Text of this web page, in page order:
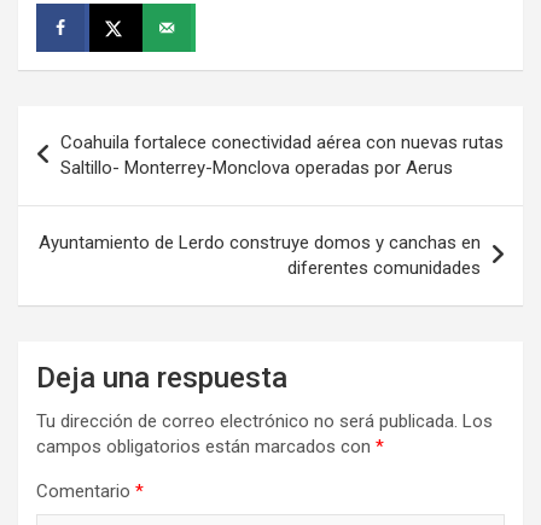
de
entradas
Coahuila fortalece conectividad aérea con nuevas rutas
Saltillo- Monterrey-Monclova operadas por Aerus
Ayuntamiento de Lerdo construye domos y canchas en
diferentes comunidades
Deja una respuesta
Tu dirección de correo electrónico no será publicada. Los
campos obligatorios están marcados con *
Comentario *